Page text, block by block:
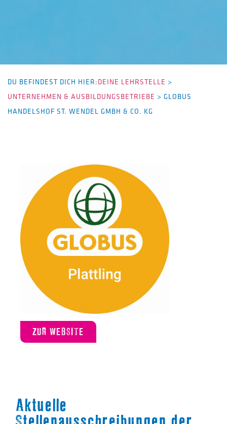
DU BEFINDEST DICH HIER:DEINE LEHRSTELLE >
UNTERNEHMEN & AUSBILDUNGSBETRIEBE > GLOBUS
HANDELSHOF ST. WENDEL GMBH & CO. KG
ZUR WEBSITE
Aktuelle